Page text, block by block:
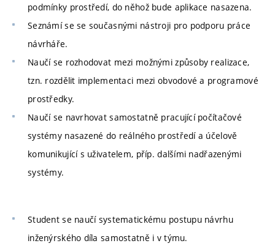
podmínky prostředí, do něhož bude aplikace nasazena.
Seznámí se se současnými nástroji pro podporu práce
návrháře.
Naučí se rozhodovat mezi možnými způsoby realizace,
tzn. rozdělit implementaci mezi obvodové a programové
prostředky.
Naučí se navrhovat samostatně pracující počítačové
systémy nasazené do reálného prostředí a účelově
komunikující s uživatelem, příp. dalšími nadřazenými
systémy.
Student se naučí systematickému postupu návrhu
inženýrského díla samostatně i v týmu.